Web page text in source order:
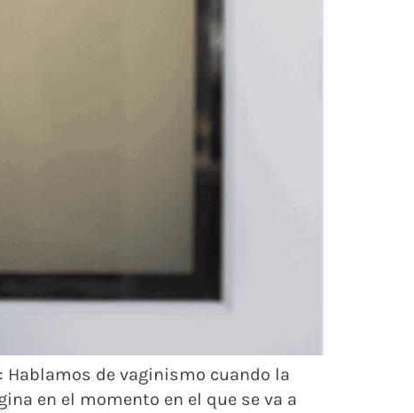
Hablamos de vaginismo cuando la
en el momento en el que se va a